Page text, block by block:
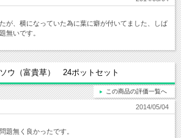
が、横になっていた為に葉に癖が付いてました、しば
無いです。
ウ（富貴草） 24ポットセット
この商品の評価一覧へ
2014/05/04
題無く良かったです。